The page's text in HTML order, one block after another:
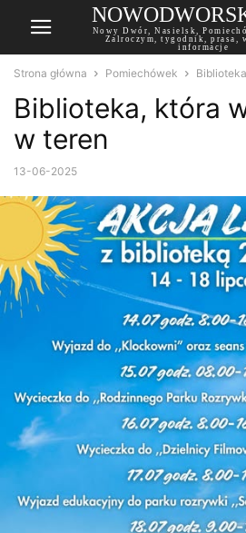
Nowy Dwór, Nasielsk,
Zalroczym, tygodnik, prasa,
informacje
Strona główna Pomiechówek
Biblioteka, która
w teren
13-06-2025